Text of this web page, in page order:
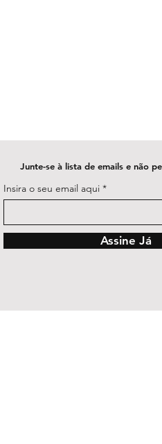
Junte-se à lista de emails e não
Insira o seu email aqui
Assine Já